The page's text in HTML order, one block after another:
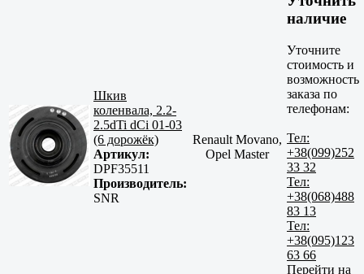
Шкив
коленвала, 2.2-
2.5dTi dCi 01-03
(6 дорожёк)
Артикул:
DPF35511
Производитель:
SNR
Renault Movano,
Opel Master
наличие
Уточните
стоимость и
возможность
заказа по
телефонам:
Тел:
+38(099)252
33 32
Тел:
+38(068)488
83 13
Тел:
+38(095)123
63 66
Перейти на